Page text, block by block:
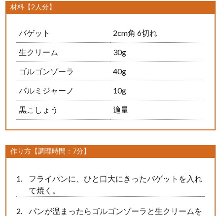
材料【2人分】
バゲット 2cm角 6切れ
生クリーム 30g
ゴルゴンゾーラ 40g
パルミジャーノ 10g
黒こしょう 適量
作り方【調理時間：7分】
フライパンに、ひと口大にきったバゲットを入れ
て焼く。
パンが温まったらゴルゴンゾーラと生クリームを